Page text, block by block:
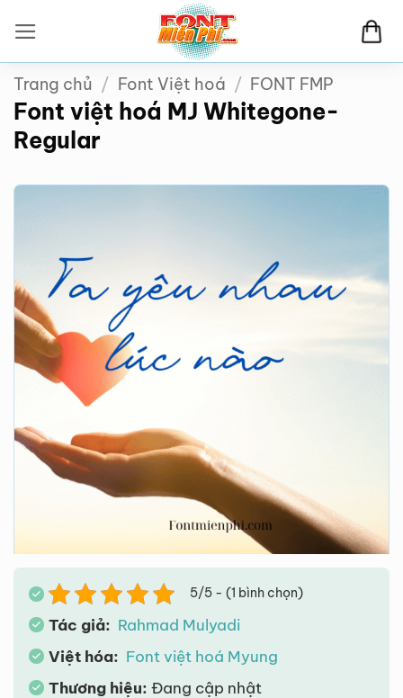
qua
nội
dung
Trang chủ / Font Việt hoá / FONT FMP
Font việt hoá MJ Whitegone-
Regular
5/5 - (1 bình chọn)
Tác giả: Rahmad Mulyadi
Việt hóa: Font việt hoá Myung
Thương hiệu: Đang cập nhật